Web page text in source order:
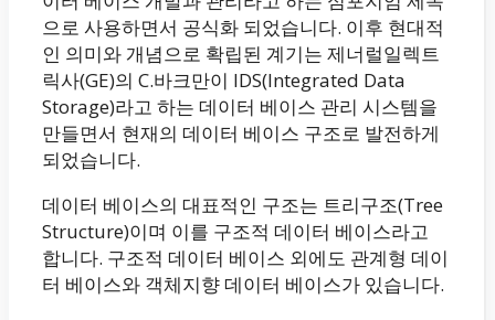
으로 사용하면서 공식화 되었습니다. 이후 현대적
인 의미와 개념으로 확립된 계기는 제너럴일렉트
릭사(GE)의 C.바크만이 IDS(Integrated Data
Storage)라고 하는 데이터 베이스 관리 시스템을
만들면서 현재의 데이터 베이스 구조로 발전하게
되었습니다.
데이터 베이스의 대표적인 구조는 트리구조(Tree
Structure)이며 이를 구조적 데이터 베이스라고
합니다. 구조적 데이터 베이스 외에도 관계형 데이
터 베이스와 객체지향 데이터 베이스가 있습니다.